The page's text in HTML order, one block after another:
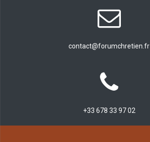
contact@forumchretien.fr
+33 678 33 97 02